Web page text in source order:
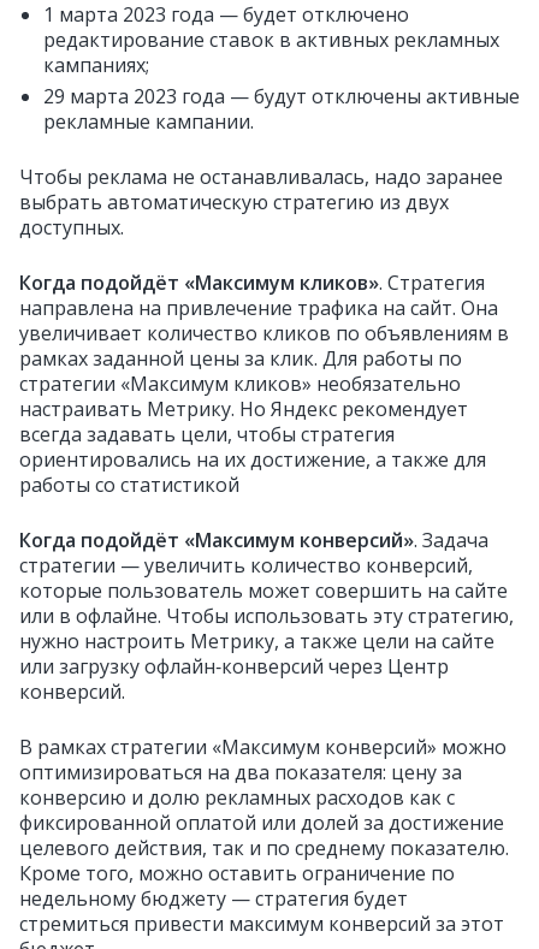
1 марта 2023 года — будет отключено
редактирование ставок в активных рекламных
кампаниях;
29 марта 2023 года — будут отключены активные
рекламные кампании.
Чтобы реклама не останавливалась, надо заранее
выбрать автоматическую стратегию из двух
доступных.
Когда подойдёт «Максимум кликов». Стратегия
направлена на привлечение трафика на сайт. Она
увеличивает количество кликов по объявлениям в
рамках заданной цены за клик. Для работы по
стратегии «Максимум кликов» необязательно
настраивать Метрику. Но Яндекс рекомендует
всегда задавать цели, чтобы стратегия
ориентировались на их достижение, а также для
работы со статистикой
Когда подойдёт «Максимум конверсий». Задача
стратегии — увеличить количество конверсий,
которые пользователь может совершить на сайте
или в офлайне. Чтобы использовать эту стратегию,
нужно настроить Метрику, а также цели на сайте
или загрузку офлайн‑конверсий через Центр
конверсий.
В рамках стратегии «Максимум конверсий» можно
оптимизироваться на два показателя: цену за
конверсию и долю рекламных расходов как с
фиксированной оплатой или долей за достижение
целевого действия, так и по среднему показателю.
Кроме того, можно оставить ограничение по
недельному бюджету — стратегия будет
стремиться привести максимум конверсий за этот